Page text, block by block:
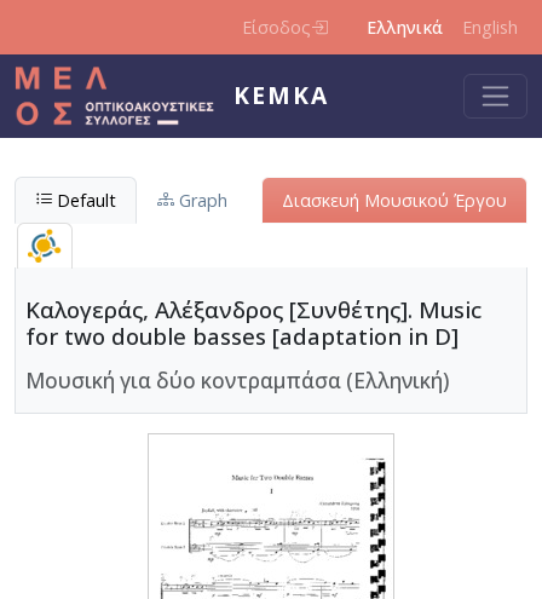
Είσοδος Ελληνικά English
ΚΕΜΚΑ
Default Graph Διασκευή Μουσικού Έργου
Καλογεράς, Αλέξανδρος [Συνθέτης]. Music
for two double basses [adaptation in D]
Μουσική για δύο κοντραμπάσα (Ελληνική)